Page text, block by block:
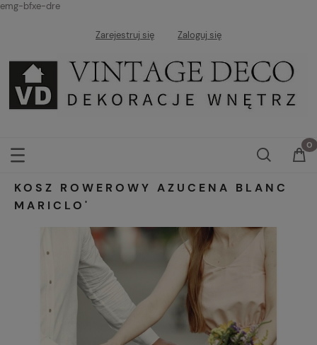
emg-bfxe-dre
Zarejestruj się Zaloguj się
KOSZ ROWEROWY AZUCENA BLANC
MARICLO'